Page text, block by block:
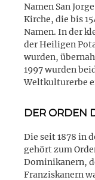
Namen San
Kirche, die bis
Namen. In der
der Heiligen
wurden,
1997 wurden
Weltkulturerbe
DER ORDEN
Die seit 1878 in
gehört zum
Dominikanern,
Franziskanern